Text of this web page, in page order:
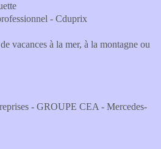
- Cduprix
vacances à la mer, à la montagne ou
- GROUPE CEA - Mercedes-